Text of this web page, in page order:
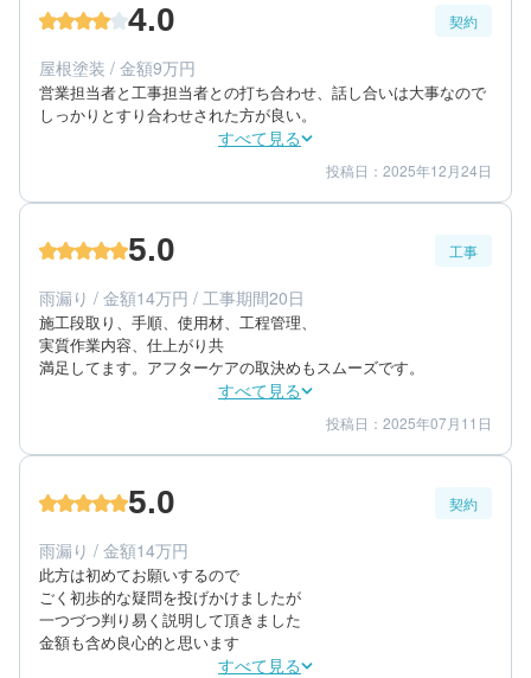
60代/男性/一戸建て
築年数：30年
4.0 契約
屋根塗装 / 金額9万円
営業担当者と工事担当者との打ち合わせ、話し合いは大事なので
しっかりとすり合わせされた方が良い。
すべて見る
金額感 3
担当者 5
60代/男性/一戸建て
築年数：30年
投稿日：2025年12月24日
5.0 工事
雨漏り / 金額14万円 / 工事期間20日
施工段取り、手順、使用材、工程管理、
実質作業内容、仕上がり共
満足してます。アフターケアの取決めもスムーズです。
すべて見る
仕上がり 5
満足度 5
70代/男性/一戸建て
築年数：50年
投稿日：2025年07月11日
5.0 契約
雨漏り / 金額14万円
此方は初めてお願いするので
ごく初歩的な疑問を投げかけましたが
一つづつ判り易く説明して頂きました
金額も含め良心的と思います
すべて見る